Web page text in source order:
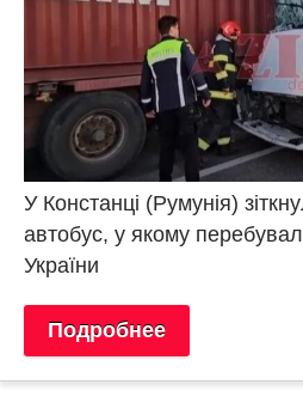
У Констанці (Румунія)
автобус, у якому
України
Подробнее